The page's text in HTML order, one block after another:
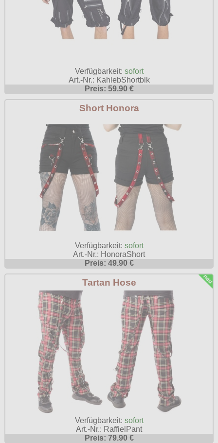
Verfügbarkeit: sofort
Art.-Nr.: KahlebShortblk
Preis: 59.90 €
Short Honora
Verfügbarkeit: sofort
Art.-Nr.: HonoraShort
Preis: 49.90 €
Tartan Hose
Verfügbarkeit: sofort
Art.-Nr.: RaffielPant
Preis: 79.90 €